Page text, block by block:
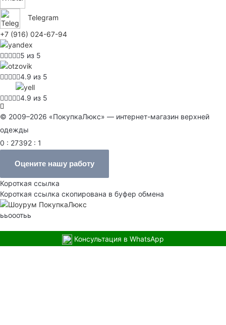
Telegram
+7 (916) 024-67-94
5 из 5
4.9 из 5
4.9 из 5
© 2009–2026 «ПокупкаЛюкс» — интернет-магазин верхней
одежды
0 : 27392 : 1
Оцените нашу работу
Короткая ссылка
Короткая ссылка скопирована в буфер обмена
ььооотьь
Консультация в WhatsApp